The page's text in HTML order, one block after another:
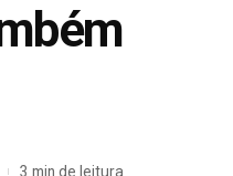
3 min de leitura